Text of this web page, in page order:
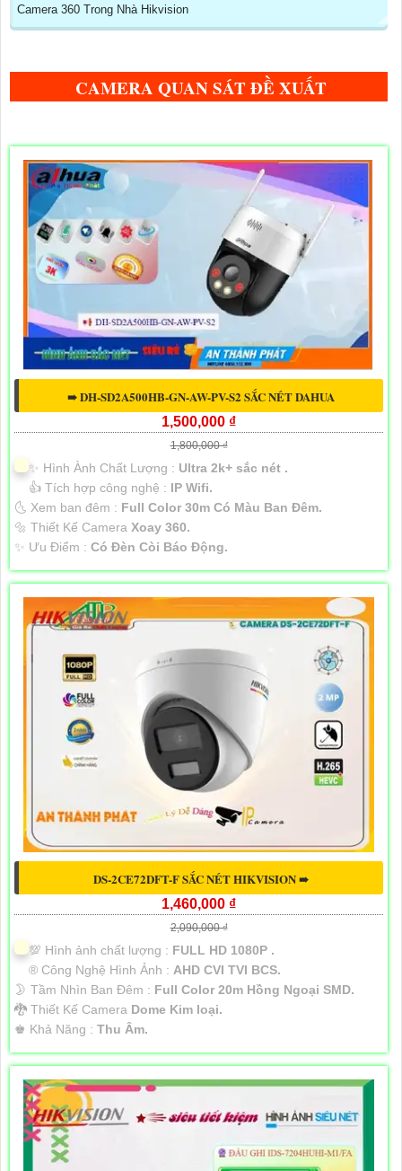
Camera 360 Trong Nhà Hikvision
CAMERA QUAN SÁT ĐỀ XUẤT
➠ DH-SD2A500HB-GN-AW-PV-S2 SẮC NÉT DAHUA
1,500,000 ₫
1,800,000 ₫
✨ Hình Ành Chất Lượng : Ultra 2k+ sắc nét .
👍 Tích hợp công nghệ : IP Wifi.
🌜 Xem ban đêm : Full Color 30m Có Màu Ban Đêm.
🔩 Thiết Kế Camera Xoay 360.
️✨ Ưu Điểm : Có Đèn Còi Báo Động.
DS-2CE72DFT-F SẮC NÉT HIKVISION ➠
1,460,000 ₫
2,090,000 ₫
💯 Hình ảnh chất lượng : FULL HD 1080P .
®️ Công Nghệ Hình Ảnh : AHD CVI TVI BCS.
🌛 Tầm Nhìn Ban Đêm : Full Color 20m Hồng Ngoại SMD.
🐉️ Thiết Kế Camera Dome Kim loại.
️♚ Khả Năng : Thu Âm.